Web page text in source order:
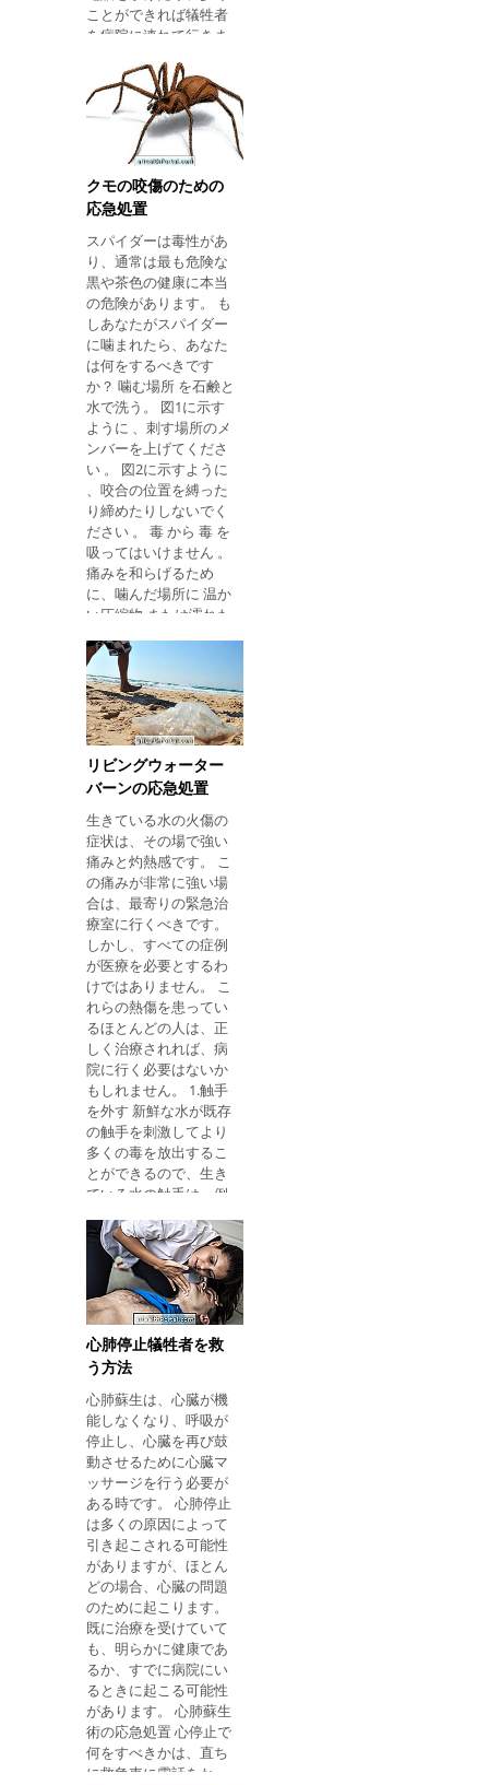
包帯またはシートを有
する位置に固定する。
詳しくは、露出した骨
折の応急処置。 出血の
場合： 出血部位をきれ
いな布で少なくとも10
分間、または医療援助
が到着するまで出血部
位に圧迫する。 詳しく
は出血の応急処置をご
秋に頭を打ったときに
何をすべきか
ことができれば犠牲者
を病院に連れて行きま
、患部を 心臓のレベル
よりも高くします。 可
能であれば、 きれいな
布で拭いてください 。
骨折部位に過度の圧力
をかけることなく 、 き
れいな 包帯 または組織
で サイトを固定してく
ださい 。 傷口が頻繁に
出血し続ける場合は、
きれいな布や傷の周り
の圧迫物で穏やかな圧
力をかけてください。
さらに、激しい痛みに
加えて、神経に重大な
傷害を引き起こした
り、出血を悪化させた
りする可能性があるた
め、犠牲者の移動や骨
の設置を決してしない
でください。 露出した
骨折の主な合併症 露出
した骨折の主な合併症
は骨髄炎であり、これ
は創傷を介して侵入で
きるウイルスおよび細
菌による骨の感染から
なる。 このタイプの感
染症は、適切に治療さ
れないと、骨全体に影
響を及ぼすまで進化を
続けることができ、骨
を切断する必要があり
ます。 したがって、開
かれた骨折の場合に
び出さなければなら
ず、その領域は、好ま
し
クモの咬傷のための
応急処置
スパイダーは毒性があ
り、通常は最も危険な
黒や茶色の健康に本当
の危険があります。 も
しあなたがスパイダー
に噛まれたら、あなた
は何をするべきです
か？ 噛む場所 を石鹸と
水で洗う。 図1に示す
ように 、刺す場所のメ
ンバーを上げてくださ
い 。 図2に示すように
、咬合の位置を縛った
り締めたりしないでく
ださい 。 毒 から 毒 を
吸ってはいけません 。
痛みを和らげるため
に、噛んだ場所に 温か
い圧縮物 または濡れた
さい 。 すぐに病院 に
行き 、適切な治療を開
始してください。 可能
であれば、たとえ死ん
でもクモを病院に連れ
て来て、医者が一口を
作ったクモの種類をよ
りよく特定し、治療を
促進し、回復を加速す
るのを助ける。 1.ブラ
ウン・スパイダー・バ
イト ブラウンクモ サン
パウロ、パラナ、リ
オ・グランデ・ド・ス
ルなど、ブラジル南部
と東南アジアの地域で
は、この種の蜘蛛が噛
み付いています。褐色
のクモは3センチの長
さと体に届く小さなタ
イプのスパイダーです
灰色がかった茶色であ
る。 彼らはどこにいる
のですか：彼ら は夜に
もっと活発で、日中は
根のような暗い場所、
木の皮、家具の後ろ、
ガレージ、放棄された
箱やレンガなどに隠れ
ています。 咬合の症
状： 最初はクモの刺す
ような感じはしません
が、24時間後には咬合
の領域で痛みが増しま
す。 この領域は依然と
して赤色になり、水疱
や腫れを引き起こす可
能性
リビングウォーター
バーンの応急処置
生きている水の火傷の
症状は、その場で強い
痛みと灼熱感です。 こ
の痛みが非常に強い場
合は、最寄りの緊急治
療室に行くべきです。
しかし、すべての症例
が医療を必要とするわ
けではありません。 こ
れらの熱傷を患ってい
るほとんどの人は、正
しく治療されれば、病
院に行く必要はないか
もしれません。 1.触手
を外す 新鮮な水が既存
の触手を刺激してより
多くの毒を放出するこ
とができるので、生き
ている水の触手は、例
リックスティック、お
よび海水それ自体を用
いて除去されるべきで
ある。 2.酢をかける 30
秒間ヒットしたスポッ
トに酢を直接塗布する
と、毒水を生きた水か
ら中和するのに役立ち
ます。 尿やアルコール
は、刺激を悪化させる
可能性があるため、こ
の地域では適用しない
でください。 3.湯を温
水に入れる 患部を温水
に約20分間入れておく
と、痛みや炎症を緩和
するのに役立ちます。
冷水を適用する 上記の
対策を行った後、痛み
や不快感が残ってい
心肺停止犠牲者を救
う方法
心肺蘇生は、心臓が機
能しなくなり、呼吸が
停止し、心臓を再び鼓
動させるために心臓マ
ッサージを行う必要が
ある時です。 心肺停止
は多くの原因によって
引き起こされる可能性
がありますが、ほとん
どの場合、心臓の問題
のために起こります。
既に治療を受けていて
も、明らかに健康であ
るか、すでに病院にい
る​​ときに起こる可能性
があります。 心肺蘇生
術の応急処置 心停止で
何をすべきかは、直ち
に救急車に電話をか